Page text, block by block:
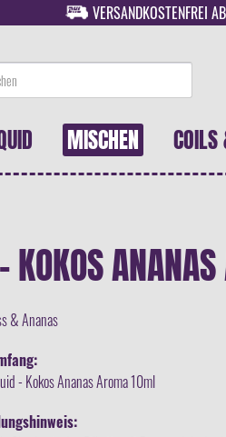
VERSANDKOSTENFREI
MISCHEN
KOKOS
& Ananas
- Kokos Ananas Aroma 10ml